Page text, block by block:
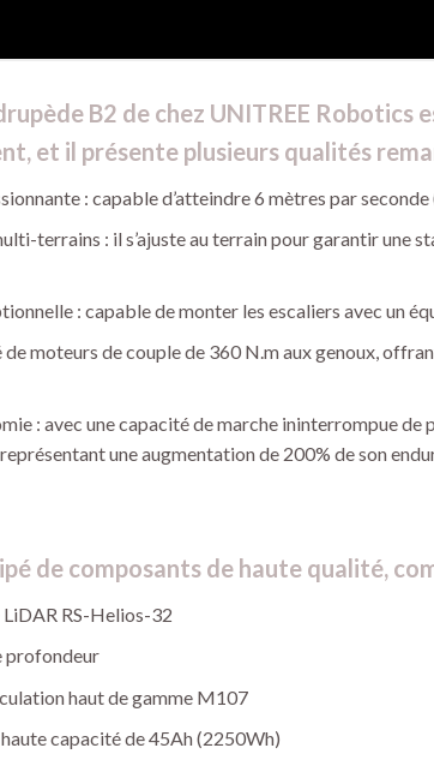
B2 de chez UNITREE Robotics
et il présente plusieurs qualités
: capable d’atteindre 6 mètres par
terrains : il s’ajuste au terrain pour garantir une
: capable de monter les escaliers avec un
de moteurs de couple de 360 N.m aux genoux,
: avec une capacité de marche ininterrompue de
une augmentation de 200% de son
de composants de haute qualité,
RS-Helios-32
profondeur
haut de gamme M107
capacité de 45Ah (2250Wh)